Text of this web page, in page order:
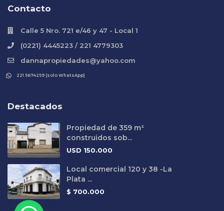
Contacto
Calle 5 Nro. 721 e/46 y 47 - Local 1
(0221) 4445223 / 221 4779303
dannapropiedades@yahoo.com
221 5674259 (solo WhatsApp)
Destacados
Propiedad de 359 m²
construidos sob...
USD 150.000
Local comercial 120 y 38 -La
Plata ...
$ 700.000